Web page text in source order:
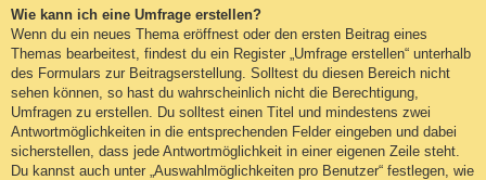
Wie kann ich eine Umfrage erstellen?
Wenn du ein neues Thema eröffnest oder den ersten Beitrag eines
Themas bearbeitest, findest du ein Register „Umfrage erstellen“ unterhalb
des Formulars zur Beitragserstellung. Solltest du diesen Bereich nicht
sehen können, so hast du wahrscheinlich nicht die Berechtigung,
Umfragen zu erstellen. Du solltest einen Titel und mindestens zwei
Antwortmöglichkeiten in die entsprechenden Felder eingeben und dabei
sicherstellen, dass jede Antwortmöglichkeit in einer eigenen Zeile steht.
Du kannst auch unter „Auswahlmöglichkeiten pro Benutzer“ festlegen, wie